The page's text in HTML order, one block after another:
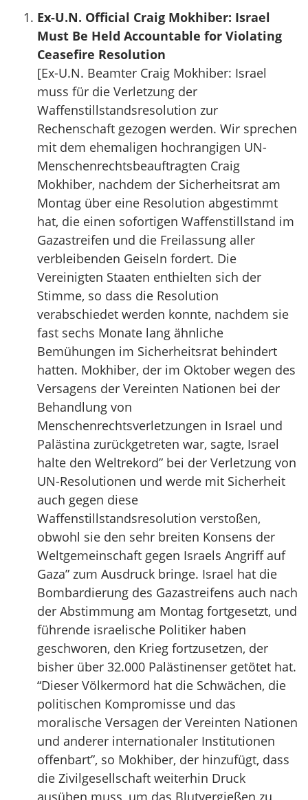
Ex-U.N. Official Craig Mokhiber: Israel
Must Be Held Accountable for Violating
Ceasefire Resolution
[Ex-U.N. Beamter Craig Mokhiber: Israel
muss für die Verletzung der
Waffenstillstandsresolution zur
Rechenschaft gezogen werden. Wir sprechen
mit dem ehemaligen hochrangigen UN-
Menschenrechtsbeauftragten Craig
Mokhiber, nachdem der Sicherheitsrat am
Montag über eine Resolution abgestimmt
hat, die einen sofortigen Waffenstillstand im
Gazastreifen und die Freilassung aller
verbleibenden Geiseln fordert. Die
Vereinigten Staaten enthielten sich der
Stimme, so dass die Resolution
verabschiedet werden konnte, nachdem sie
fast sechs Monate lang ähnliche
Bemühungen im Sicherheitsrat behindert
hatten. Mokhiber, der im Oktober wegen des
Versagens der Vereinten Nationen bei der
Behandlung von
Menschenrechtsverletzungen in Israel und
Palästina zurückgetreten war, sagte, Israel
halte den Weltrekord” bei der Verletzung von
UN-Resolutionen und werde mit Sicherheit
auch gegen diese
Waffenstillstandsresolution verstoßen,
obwohl sie den sehr breiten Konsens der
Weltgemeinschaft gegen Israels Angriff auf
Gaza” zum Ausdruck bringe. Israel hat die
Bombardierung des Gazastreifens auch nach
der Abstimmung am Montag fortgesetzt, und
führende israelische Politiker haben
geschworen, den Krieg fortzusetzen, der
bisher über 32.000 Palästinenser getötet hat.
“Dieser Völkermord hat die Schwächen, die
politischen Kompromisse und das
moralische Versagen der Vereinten Nationen
und anderer internationaler Institutionen
offenbart”, so Mokhiber, der hinzufügt, dass
die Zivilgesellschaft weiterhin Druck
ausüben muss, um das Blutvergießen zu